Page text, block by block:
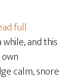
full
and this
calm, snore